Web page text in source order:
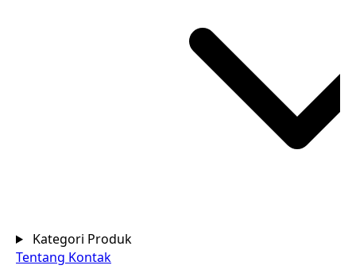
Kategori Produk
Tentang Kontak